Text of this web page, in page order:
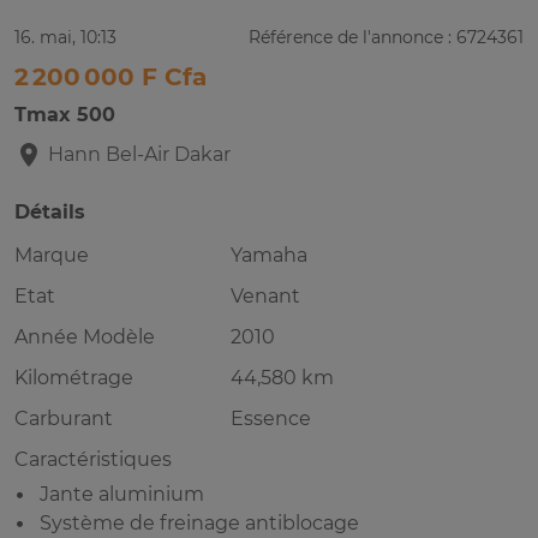
16. mai, 10:13 Référence de l'annonce : 6724361
2 200 000 F Cfa
Tmax 500
Hann Bel-Air Dakar
Détails
Marque
Yamaha
Etat
Venant
Année Modèle
2010
Kilométrage
44,580 km
Carburant
Essence
Caractéristiques
Jante aluminium
Système de freinage antiblocage